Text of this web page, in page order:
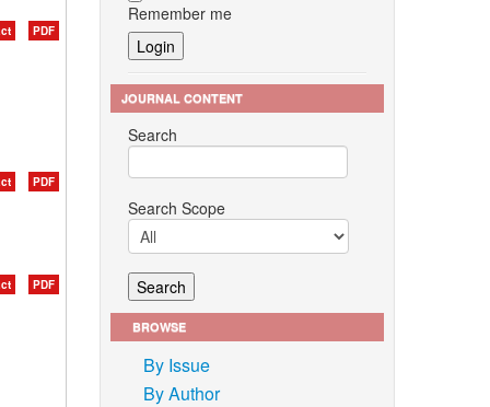
PDF
PDF
PDF
Remember me
JOURNAL CONTENT
Search
Search Scope
BROWSE
By Issue
By Author